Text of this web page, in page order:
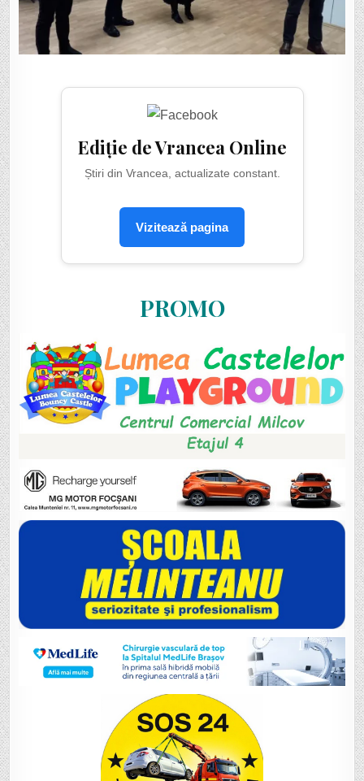
Ediție de Vrancea Online
Știri din Vrancea, actualizate constant.
Vizitează pagina
PROMO